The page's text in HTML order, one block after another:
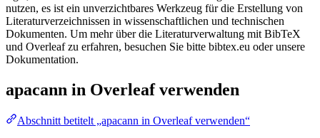
nutzen, es ist ein unverzichtbares Werkzeug für die Erstellung von
Literaturverzeichnissen in wissenschaftlichen und technischen
Dokumenten. Um mehr über die Literaturverwaltung mit BibTeX
und Overleaf zu erfahren, besuchen Sie bitte bibtex.eu oder unsere
Dokumentation.
apacann in Overleaf verwenden
Abschnitt betitelt „apacann in Overleaf verwenden“